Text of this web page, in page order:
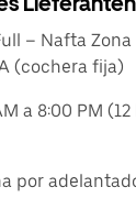
– Nafta
(cochera fija)
a 8:00 PM
por